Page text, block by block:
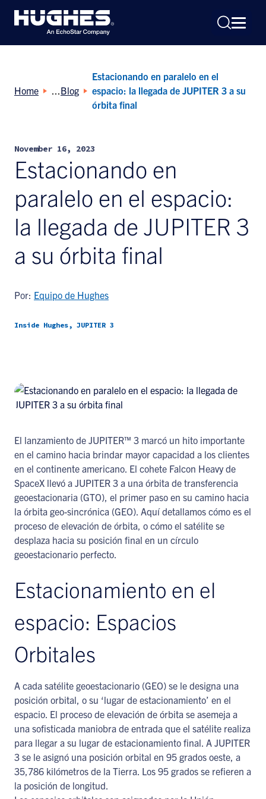
Search
Home Blog
Estacionando en paralelo en el
espacio: la llegada de JUPITER 3 a su
órbita final
November 16, 2023
Estacionando en
paralelo en el espacio:
la llegada de JUPITER 3
a su órbita final
Por: Equipo de Hughes
Inside Hughes, JUPITER 3
El lanzamiento de JUPITER™ 3 marcó un hito importante
en el camino hacia brindar mayor capacidad a los clientes
en el continente americano. El cohete Falcon Heavy de
SpaceX llevó a JUPITER 3 a una órbita de transferencia
geoestacionaria (GTO), el primer paso en su camino hacia
la órbita geo-sincrónica (GEO). Aquí detallamos cómo es el
proceso de elevación de órbita, o cómo el satélite se
desplaza hacia su posición final en un círculo
geoestacionario perfecto.
Estacionamiento en el
espacio: Espacios
Orbitales
A cada satélite geoestacionario (GEO) se le designa una
posición orbital, o su ‘lugar de estacionamiento’ en el
espacio. El proceso de elevación de órbita se asemeja a
una sofisticada maniobra de entrada que el satélite realiza
para llegar a su lugar de estacionamiento final. A JUPITER
3 se le asignó una posición orbital en 95 grados oeste, a
35,786 kilómetros de la Tierra. Los 95 grados se refieren a
la posición de longitud.